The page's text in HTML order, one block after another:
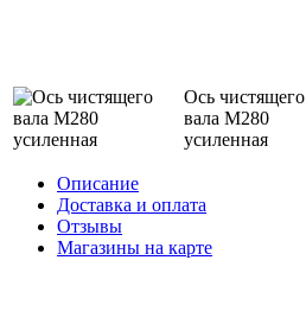
Ось чистящего
вала М280
усиленная
Описание
Доставка и оплата
Отзывы
Магазины на карте